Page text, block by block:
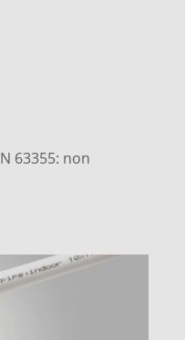
63355: non